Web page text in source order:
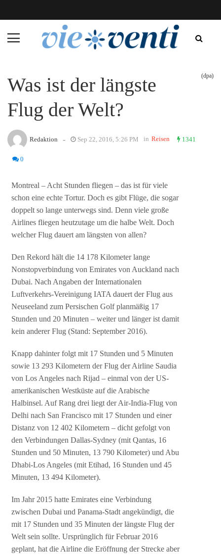
Was ist der längste
Flug der Welt?
(dpa)
Redaktion - Sep 22, 2016, 5:26 PM in Reisen 1341
0
Montreal – Acht Stunden fliegen – das ist für viele
schon eine echte Tortur. Doch es gibt Flüge, die sogar
doppelt so lange unterwegs sind. Denn viele große
Airlines fliegen heutzutage um die halbe Welt. Doch
welcher Flug dauert am längsten von allen?
Den Rekord hält die 14 178 Kilometer lange
Nonstopverbindung von Emirates von Auckland nach
Dubai. Nach Angaben der Internationalen
Luftverkehrs-Vereinigung IATA dauert der Flug aus
Neuseeland zum Persischen Golf planmäßig 17
Stunden und 20 Minuten – weiter und länger ist damit
kein anderer Flug (Stand: September 2016).
Knapp dahinter folgt mit 17 Stunden und 5 Minuten
sowie 13 293 Kilometern der Flug der Airline Saudia
von Los Angeles nach Rijad – einmal von der US-
amerikanischen Westküste auf die Arabische
Halbinsel. Auf Rang drei liegt der Air-India-Flug von
Delhi nach San Francisco mit 17 Stunden und einer
Distanz von 12 402 Kilometern – dicht gefolgt von
den Verbindungen Dallas-Sydney (mit Qantas, 16
Stunden und 50 Minuten, 13 790 Kilometer) und Abu
Dhabi-Los Angeles (mit Etihad, 16 Stunden und 45
Minuten, 13 494 Kilometer).
Im Jahr 2015 hatte Emirates eine Verbindung
zwischen Dubai und Panama-Stadt angekündigt, die
mit 17 Stunden und 35 Minuten der längste Flug der
Welt sein sollte. Ursprünglich für Februar 2016
geplant, hat die Airline die Eröffnung der Strecke aber